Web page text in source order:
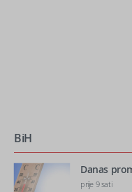
BiH
Danas
prije 9 sati